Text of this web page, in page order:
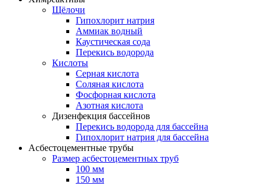
Щёлочи
Гипохлорит натрия
Аммиак водный
Каустическая сода
Перекись водорода
Кислоты
Серная кислота
Соляная кислота
Фосфорная кислота
Азотная кислота
Дизенфекция бассейнов
Перекись водорода для бассейна
Гипохлорит натрия для бассейна
Асбестоцементные трубы
Размер асбестоцементных труб
100 мм
150 мм